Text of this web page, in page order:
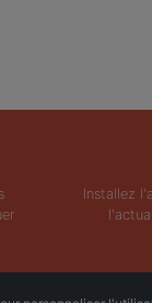
Installez